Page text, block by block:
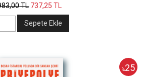
,00TL 737,25 TL
Sepete Ekle
%25